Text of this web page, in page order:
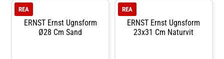
mikrovågsugn. Shoppa
Ugnsformar och mer Pannor &
Kokkärl hos Royal Design.
ERNST Ernst Ugnsform
Ø28 Cm Sand
REA
ERNST Ernst Ugnsform
23x31 Cm Naturvit
REA